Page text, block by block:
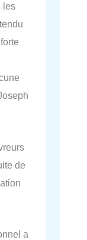
les
de
a